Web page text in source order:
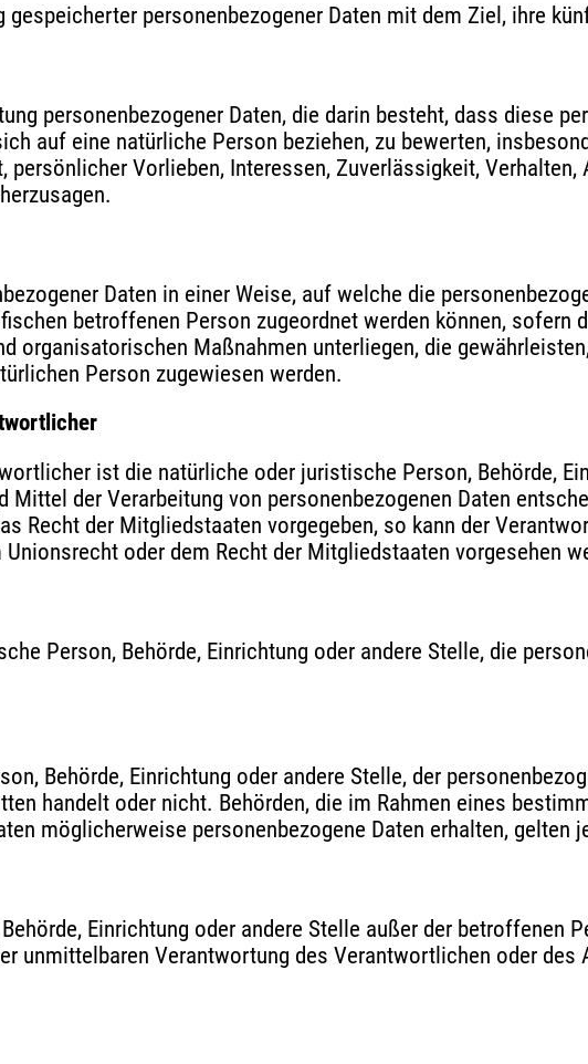
personenbezogener Daten mit dem Ziel, ihre
personenbezogener Daten, die darin besteht, dass diese
auf eine natürliche Person beziehen, zu bewerten,
Vorlieben, Interessen, Zuverlässigkeit,
Daten in einer Weise, auf welche die
betroffenen Person zugeordnet werden können, sofern
organisatorischen Maßnahmen unterliegen, die
Person zugewiesen werden.
ist die natürliche oder juristische Person, Behörde,
der Verarbeitung von personenbezogenen Daten
Recht der Mitgliedstaaten vorgegeben, so kann der
oder dem Recht der Mitgliedstaaten vorgesehen
Person, Behörde, Einrichtung oder andere Stelle, die
Behörde, Einrichtung oder andere Stelle, der
handelt oder nicht. Behörden, die im Rahmen eines
möglicherweise personenbezogene Daten erhalten, gelten
Einrichtung oder andere Stelle außer der betroffenen
unmittelbaren Verantwortung des Verantwortlichen oder